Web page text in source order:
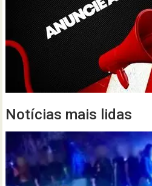
Notícias mais lidas